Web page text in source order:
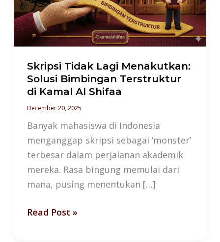
Skripsi Tidak Lagi Menakutkan:
Solusi Bimbingan Terstruktur
di Kamal Al Shifaa
December 20, 2025
Banyak mahasiswa di Indonesia
menganggap skripsi sebagai ‘monster’
terbesar dalam perjalanan akademik
mereka. Rasa bingung memulai dari
mana, pusing menentukan […]
Solusi
Bimbingan
Terstruktur
di
Kamal
Al
Shifaa
Read Post »